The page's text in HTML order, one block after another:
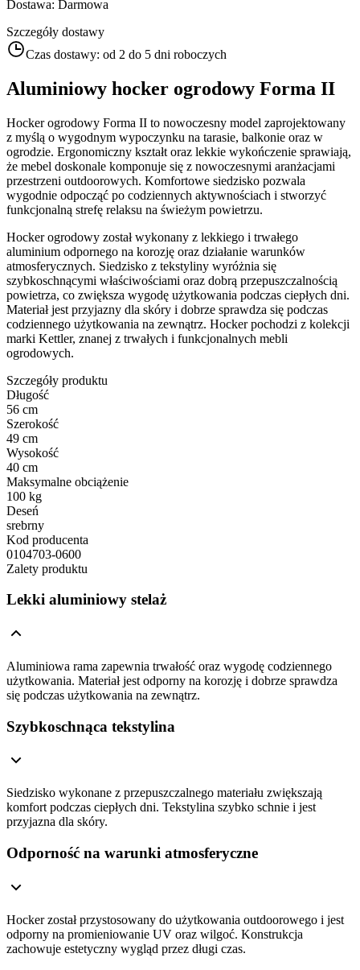
Dostawa: Darmowa
Szczegóły dostawy
Czas dostawy: od 2 do 5 dni roboczych
Aluminiowy hocker ogrodowy Forma II
Hocker ogrodowy Forma II to nowoczesny model zaprojektowany
z myślą o wygodnym wypoczynku na tarasie, balkonie oraz w
ogrodzie. Ergonomiczny kształt oraz lekkie wykończenie sprawiają,
że mebel doskonale komponuje się z nowoczesnymi aranżacjami
przestrzeni outdoorowych. Komfortowe siedzisko pozwala
wygodnie odpocząć po codziennych aktywnościach i stworzyć
funkcjonalną strefę relaksu na świeżym powietrzu.
Hocker ogrodowy został wykonany z lekkiego i trwałego
aluminium odpornego na korozję oraz działanie warunków
atmosferycznych. Siedzisko z tekstyliny wyróżnia się
szybkoschnącymi właściwościami oraz dobrą przepuszczalnością
powietrza, co zwiększa wygodę użytkowania podczas ciepłych dni.
Materiał jest przyjazny dla skóry i dobrze sprawdza się podczas
codziennego użytkowania na zewnątrz. Hocker pochodzi z kolekcji
marki Kettler, znanej z trwałych i funkcjonalnych mebli
ogrodowych.
Szczegóły produktu
Długość
56 cm
Szerokość
49 cm
Wysokość
40 cm
Maksymalne obciążenie
100 kg
Deseń
srebrny
Kod producenta
0104703-0600
Zalety produktu
Lekki aluminiowy stelaż
Aluminiowa rama zapewnia trwałość oraz wygodę codziennego
użytkowania. Materiał jest odporny na korozję i dobrze sprawdza
się podczas użytkowania na zewnątrz.
Szybkoschnąca tekstylina
Siedzisko wykonane z przepuszczalnego materiału zwiększają
komfort podczas ciepłych dni. Tekstylina szybko schnie i jest
przyjazna dla skóry.
Odporność na warunki atmosferyczne
Hocker został przystosowany do użytkowania outdoorowego i jest
odporny na promieniowanie UV oraz wilgoć. Konstrukcja
zachowuje estetyczny wygląd przez długi czas.